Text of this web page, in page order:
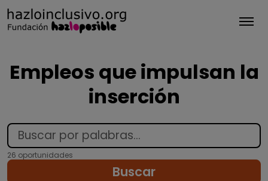
Empleos que impulsan la
inserción
26 oportunidades
Buscar